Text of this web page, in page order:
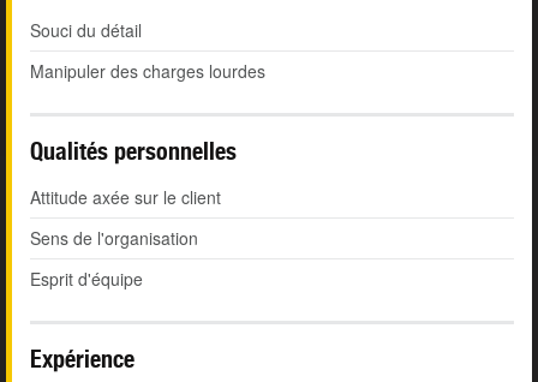
Souci du détail
Manipuler des charges lourdes
Qualités personnelles
Attitude axée sur le client
Sens de l'organisation
Esprit d'équipe
Expérience